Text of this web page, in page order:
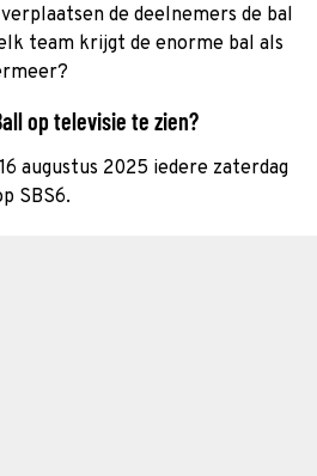
de deelnemers de bal
team krijgt de enorme bal als
op televisie te zien?
augustus 2025 iedere zaterdag
SBS6.